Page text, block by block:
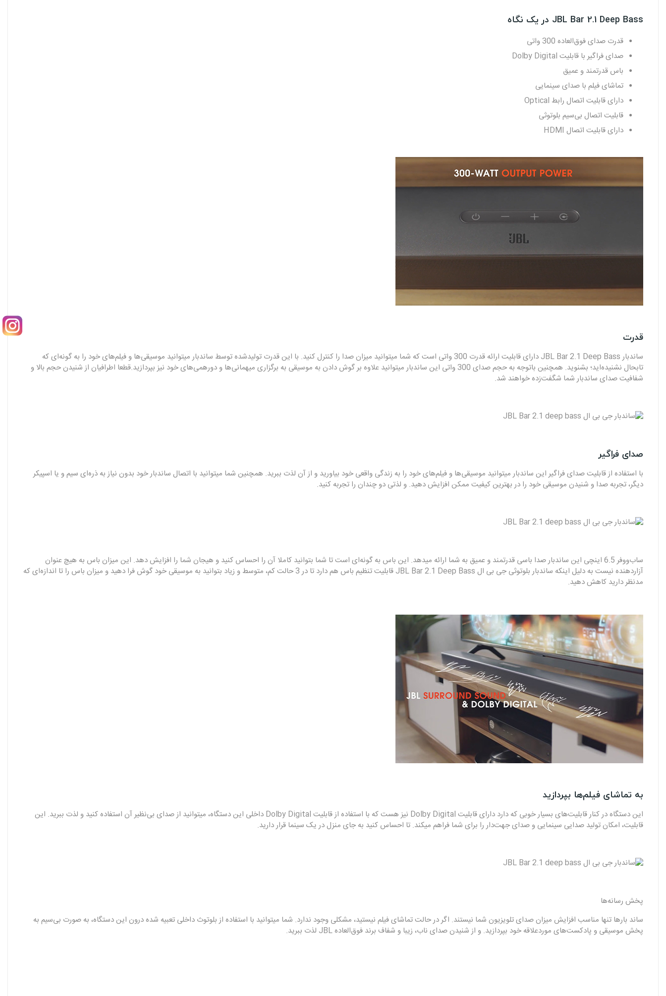
JBL Bar 2.1 Deep Bass در یک نگاه
قدرت صدای فوق‌العاده 300 واتی
صدای فراگیر با قابلیت Dolby Digital
باس قدرتمند و عمیق
تماشای فیلم با صدای سینمایی
دارای قابلیت اتصال رابط Optical
قابلیت اتصال بی‌سیم بلوتوثی
دارای قابلیت اتصال HDMI
قدرت
ساندبار JBL Bar 2.1 Deep Bass دارای قابلیت ارائه‌ قدرت 300 واتی است که شما میتوانید میزان صدا را کنترل کنید. با این قدرت تولیدشده توسط ساندبار میتوانید موسیقی‌ها و فیلم‌های خود را به گونه‌ای که
تابحال نشنیده‌اید؛ بشنوید. همچنین باتوجه به حجم صدای 300 واتی این ساندبار میتوانید علاوه بر گوش دادن به موسیقی به برگزاری میهمانی‌ها و دورهمی‌های خود نیز بپردازید.قطعا اطرافیان از شنیدن حجم بالا و
شفافیت صدای ساندبار شما شگفت‌زده خواهند شد.
صدای فراگیر
با استفاده از قابلیت صدای فراگیر این ساندبار میتوانید موسیقی‌ها و فیلم‌های خود را به زندگی واقعی خود بیاورید و از آن لذت ببرید. همچنین شما میتوانید با اتصال ساندبار خود بدون نیاز به ذره‌ای سیم و یا اسپیکر
دیگر، تجربه‌ صدا و شنیدن موسیقی خود را در بهترین کیفیت ممکن افزایش دهید. و لذتی دو چندان را تجربه کنید.
ساب‌ووفر 6.5 اینچی این ساندبار صدا باسی قدرتمند و عمیق به شما ارائه میدهد. این باس به گونه‌ای است تا شما بتوانید کاملا آن را احساس کنید و هیجان شما را افزایش دهد. این میزان باس به هیچ عنوان
آزاردهنده نیست به دلیل اینکه ساندبار بلوتوثی جی بی ال JBL Bar 2.1 Deep Bass قابلیت تنظیم باس هم دارد تا در 3 حالت کم، متوسط و زیاد بتوانید به موسیقی خود گوش فرا دهید و میزان باس را تا اندازه‌ای که
مدنظر دارید کاهش دهید.
به تماشای فیلم‌ها بپردازید
این دستگاه در کنار قابلیت‌های بسیار خوبی که دارد دارای قابلیت Dolby Digital نیز هست که با استفاده از قابلیت Dolby Digital داخلی این دستگاه، میتوانید از صدای بی‌نظیر آن استفاده کنید و لذت ببرید. این
قابلیت، امکان تولید صدایی سینمایی و صدای جهت‌دار را برای شما فراهم میکند. تا احساس کنید به جای منزل در یک سینما قرار دارید.
پخش رسانه‌ها
ساند بار‌ها تنها مناسب افزایش میزان صدای تلویزیون شما نیستند. اگر در حالت تماشای فیلم نیستید، مشکلی وجود ندارد. شما میتوانید با استفاده از بلوتوث داخلی تعبیه شده درون این دستگاه، به صورت بی‌سیم به
پخش موسیقی‌ و پادکست‌های موردعلاقه خود بپردازید. و از شنیدن صدای ناب، زیبا و شفاف برند فوق‌العاده JBL لذت ببرید.